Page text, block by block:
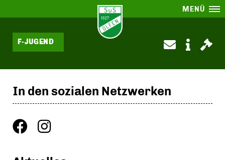
MENÜ
F-JUGEND
In den sozialen Netzwerken